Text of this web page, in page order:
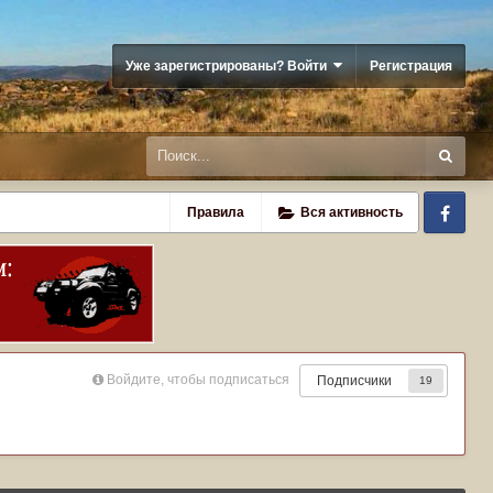
Уже зарегистрированы? Войти Регистрация
Правила Вся активность
Войдите, чтобы подписаться Подписчики 19